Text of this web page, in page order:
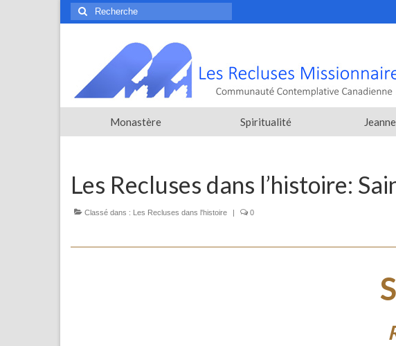
Rechercher
:
Monastère Spiritualité
Les Recluses dans l’histoire:
Classé dans : Les Recluses dans l'histoire | 0